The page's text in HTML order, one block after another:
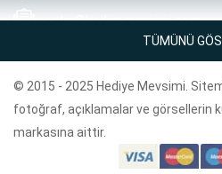
satis@hediyemevsimi.com
BİLGİLER
TÜMÜNÜ
© 2015 - 2025 Hediye Mevsimi.
fotoğraf, açıklamalar ve görsellerin
markasına aittir.